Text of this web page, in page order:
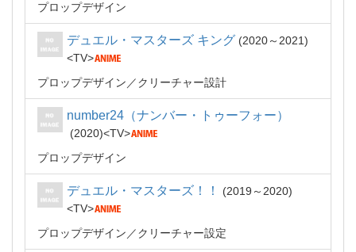
プロップデザイン
デュエル・マスターズ キング
2020～2021
TV
プロップデザイン
クリーチャー設計
number24（ナンバー・トゥーフォー）
2020
TV
プロップデザイン
デュエル・マスターズ！！
2019～2020
TV
プロップデザイン
クリーチャー設定